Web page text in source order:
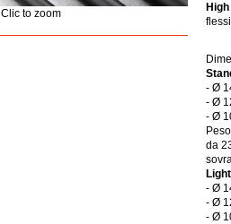
- Ø
- Ø
- Ø
da
- Ø
- Ø
- Ø
Clic to zoom